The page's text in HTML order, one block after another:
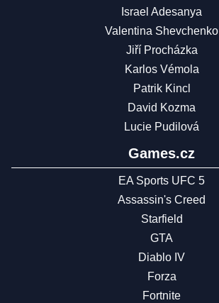
Israel Adesanya
Valentina Shevchenko
Jiří Procházka
Karlos Vémola
Patrik Kincl
David Kozma
Lucie Pudilová
Games.cz
EA Sports UFC 5
Assassin's Creed
Starfield
GTA
Diablo IV
Forza
Fortnite